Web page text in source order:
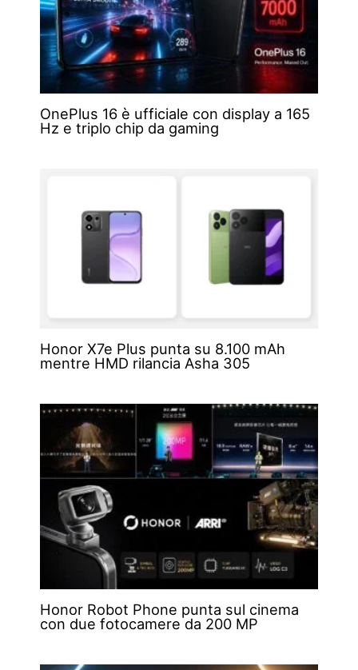
OnePlus 16 è ufficiale con display a 165
Hz e triplo chip da gaming
Honor X7e Plus punta su 8.100 mAh
mentre HMD rilancia Asha 305
Honor Robot Phone punta sul cinema
con due fotocamere da 200 MP